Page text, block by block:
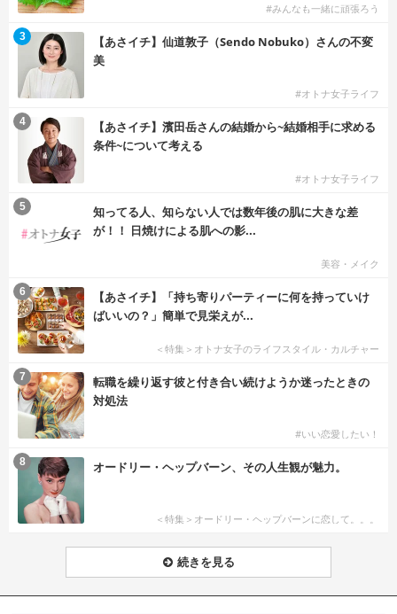
#みんなも一緒に頑張ろう
【あさイチ】仙道敦子（Sendo Nobuko）さんの不変
美
#オトナ女子ライフ
3
【あさイチ】濱田岳さんの結婚から~結婚相手に求める
条件~について考える
#オトナ女子ライフ
4
知ってる人、知らない人では数年後の肌に大きな差
が！！ 日焼けによる肌への影...
美容・メイク
5
【あさイチ】「持ち寄りパーティーに何を持っていけ
ばいいの？」簡単で見栄えが...
＜特集＞オトナ女子のライフスタイル・カルチャー
6
転職を繰り返す彼と付き合い続けようか迷ったときの
対処法
#いい恋愛したい！
7
オードリー・ヘップバーン、その人生観が魅力。
＜特集＞オードリー・ヘップバーンに恋して。。。
8
続きを見る